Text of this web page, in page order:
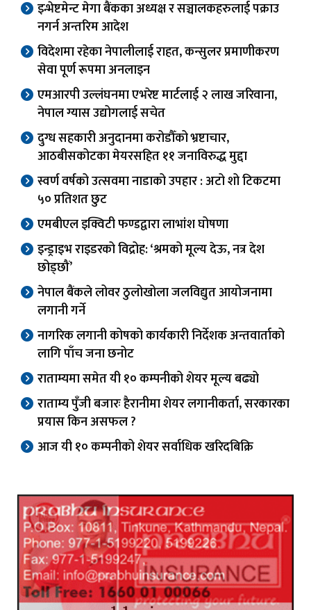
इन्भेष्टमेन्ट मेगा बैंकका अध्यक्ष र सञ्चालकहरुलाई पक्राउ
नगर्न अन्तरिम आदेश
विदेशमा रहेका नेपालीलाई राहत, कन्सुलर प्रमाणीकरण
सेवा पूर्ण रूपमा अनलाइन
एमआरपी उल्लंघनमा एभरेष्ट मार्टलाई २ लाख जरिवाना,
नेपाल ग्यास उद्योगलाई सचेत
दुग्ध सहकारी अनुदानमा करोडौँको भ्रष्टाचार,
आठबीसकोटका मेयरसहित ११ जनाविरुद्ध मुद्दा
स्वर्ण वर्षको उत्सवमा नाडाको उपहार : अटो शो टिकटमा
५० प्रतिशत छुट
एमबीएल इक्विटी फण्डद्वारा लाभांश घोषणा
इन्ड्राइभ राइडरको विद्रोह: ‘श्रमको मूल्य देऊ, नत्र देश
छोड्छौं’
नेपाल बैंकले लोवर ठुलोखोला जलविद्युत आयोजनामा
लगानी गर्ने
नागरिक लगानी कोषको कार्यकारी निर्देशक अन्तवार्ताको
लागि पाँच जना छनोट
राताम्यमा समेत यी १० कम्पनीको शेयर मूल्य बढ्यो
राताम्य पुँजी बजारः हैरानीमा शेयर लगानीकर्ता, सरकारका
प्रयास किन असफल ?
आज यी १० कम्पनीको शेयर सर्वाधिक खरिदबिक्रि